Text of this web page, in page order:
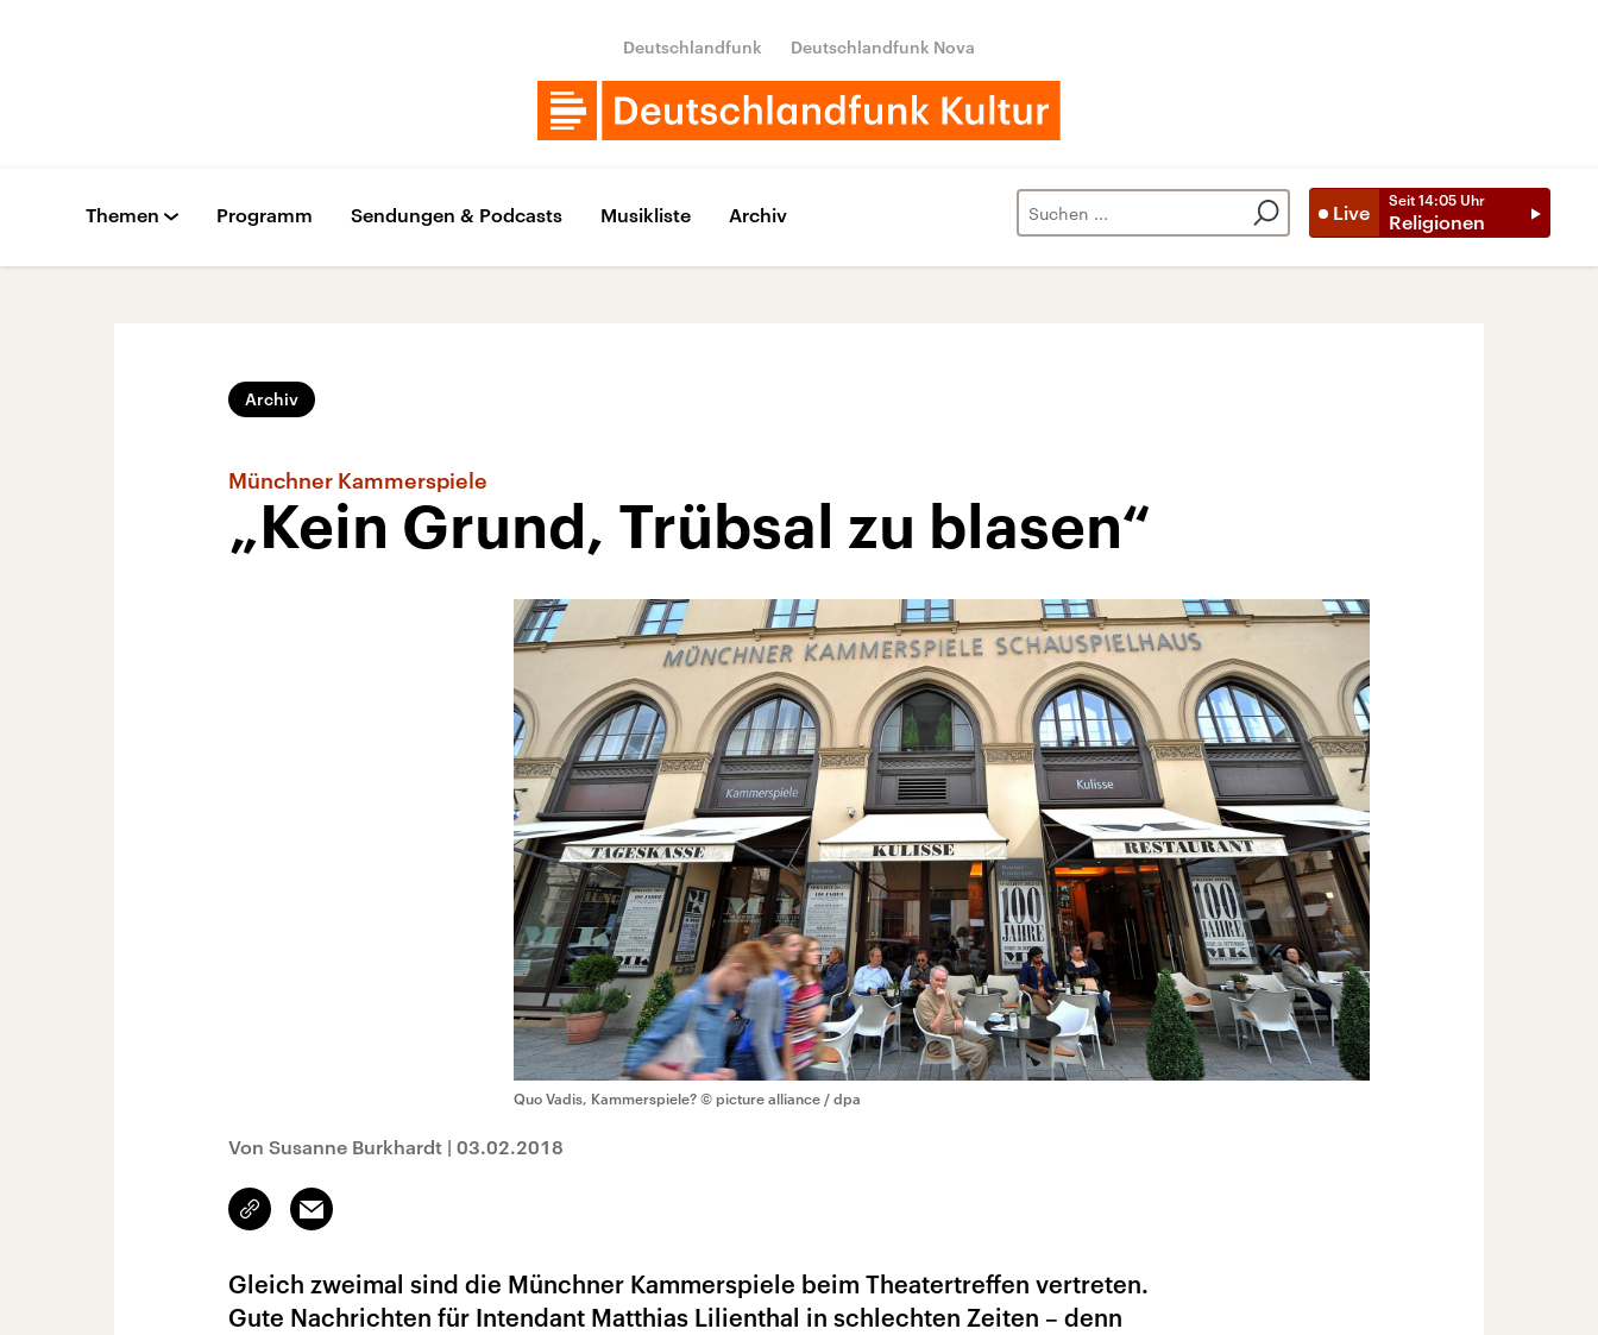
Deutschlandfunk Deutschlandfunk Nova
Live
Seit 14:05 Uhr
Religionen
Themen Programm Sendungen & Podcasts Musikliste Archiv
Archiv
Münchner Kammerspiele
„Kein Grund, Trübsal zu blasen“
Quo Vadis, Kammerspiele? © picture alliance / dpa
Von Susanne Burkhardt | 03.02.2018
Link
kopieren/teilen
Email
Gleich zweimal sind die Münchner Kammerspiele beim Theatertreffen vertreten.
Gute Nachrichten für Intendant Matthias Lilienthal in schlechten Zeiten – denn